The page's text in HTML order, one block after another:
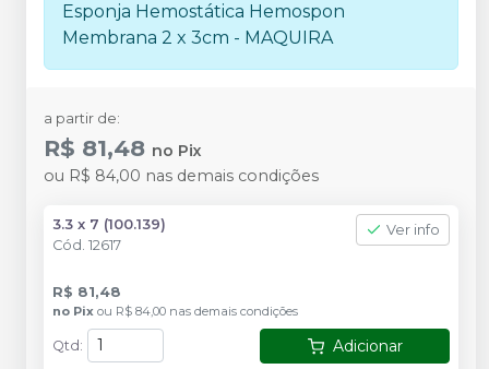
Esponja Hemostática Hemospon
Membrana 2 x 3cm - MAQUIRA
a partir de:
R$ 81,48 no Pix
ou R$ 84,00 nas demais condições
3.3 x 7 (100.139)
Cód. 12617
Ver info
R$ 81,48
no Pix ou R$ 84,00 nas demais condições
Qtd : Adicionar